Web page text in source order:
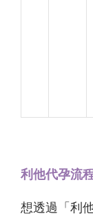
利他代孕流
想透過「利